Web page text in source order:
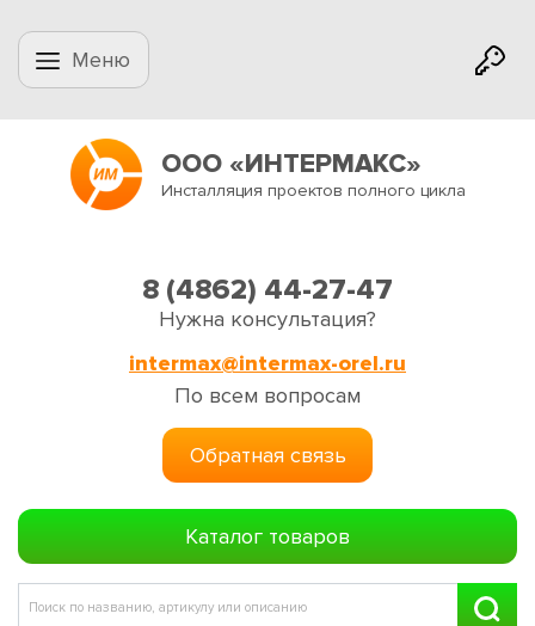
Меню
ООО «ИНТЕРМАКС»
Инсталляция проектов полного цикла
8 (4862) 44-27-47
Нужна консультация?
intermax@intermax-orel.ru
По всем вопросам
Обратная связь
Каталог товаров